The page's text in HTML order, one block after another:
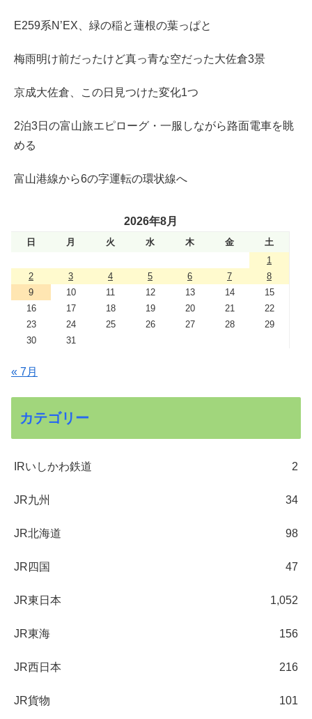
E259系N’EX、緑の稲と蓮根の葉っぱと
梅雨明け前だったけど真っ青な空だった大佐倉3景
京成大佐倉、この日見つけた変化1つ
2泊3日の富山旅エピローグ・一服しながら路面電車を眺
める
富山港線から6の字運転の環状線へ
2026年8月
日 月 火 水 木 金
土
1
2
3 4 5 6 7
8
9
10 11 12 13 14
15
16
17 18 19 20 21
22
23
24 25 26 27 28
29
30
31
« 7月
カテゴリー
IRいしかわ鉄道 2
JR九州 34
JR北海道 98
JR四国 47
JR東日本 1,052
JR東海 156
JR西日本 216
JR貨物 101